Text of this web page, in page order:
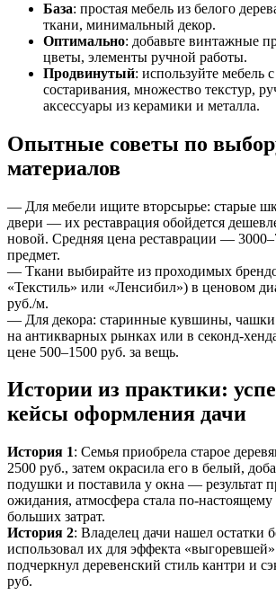
База: простая мебель из белого
ткани, минимальный декор.
Оптимально: добавьте винтажные
цветы, элементы ручной работы.
Продвинутый: используйте мебель
состаривания, множество текстур,
аксессуары из керамики и металла.
Опытные советы по
материалов
— Для мебели ищите вторсырье: старые
двери — их реставрация обойдется
новой. Средняя цена реставрации —
предмет.
— Ткани выбирайте из проходимых
«Текстиль» или «Ленсибил») в ценовом
руб./м.
— Для декора: старинные кувшины,
на антикварных рынках или в секонд-
цене 500–1500 руб. за вещь.
Истории из практики:
кейсы оформления дачи
История 1: Семья приобрела старое
2500 руб., затем окрасила его в белый,
подушки и поставила у окна — результат
ожидания, атмосфера стала по-настоящему
больших затрат.
История 2: Владелец дачи нашел остатки
использовал их для эффекта
подчеркнул деревенский стиль кантри и
руб.